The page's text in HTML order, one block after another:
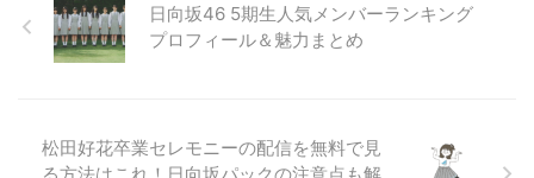
日向坂46 5期生人気メンバーランキング
プロフィール＆魅力まとめ
松田好花卒業セレモニーの配信を無料で見